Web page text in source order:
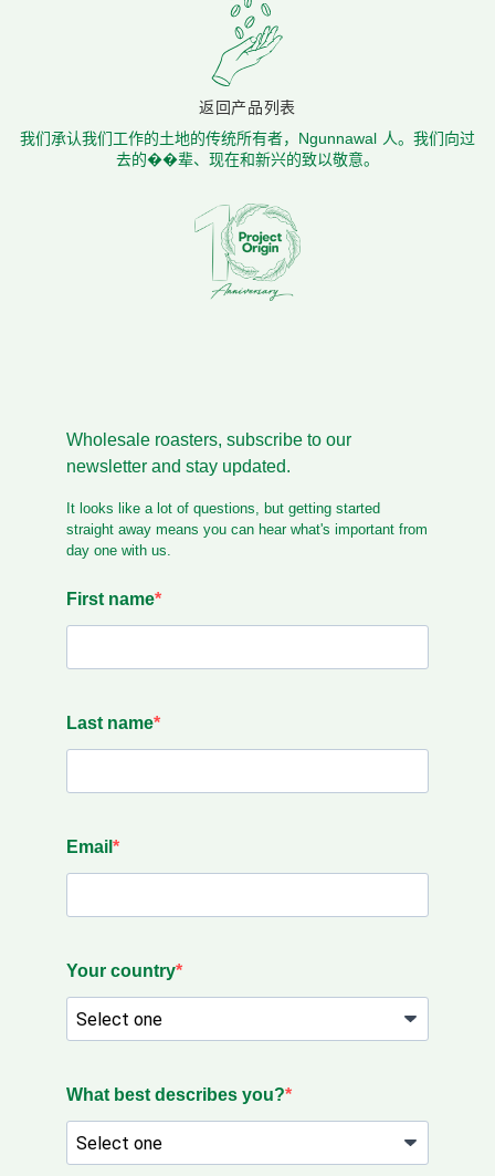
返回产品列表
我们承认我们工作的土地的传统所有者，Ngunnawal 人。我们向过
去的��辈、现在和新兴的致以敬意。